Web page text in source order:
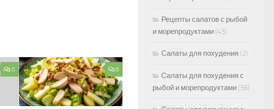
0 0
Рецепты салатов с рыбой
и морепродуктами (43)
Салаты для похудения (2)
Салаты для похудения с
рыбой и морепродуктами (36)